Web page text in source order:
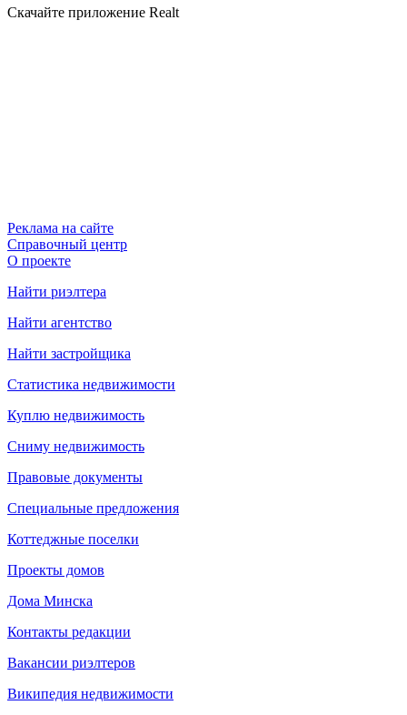
Скачайте приложение Realt
Реклама на сайте
Справочный центр
О проекте
Найти риэлтера
Найти агентство
Найти застройщика
Статистика недвижимости
Куплю недвижимость
Сниму недвижимость
Правовые документы
Специальные предложения
Коттеджные поселки
Проекты домов
Дома Минска
Контакты редакции
Вакансии риэлтеров
Википедия недвижимости